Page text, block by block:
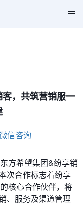
，共筑营销服一
微信咨询
方希望集团&纷享销
次合作标志着纷享
核心合作伙伴，将
、服务及渠道管理